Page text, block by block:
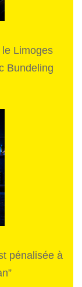
le Limoges
Bundeling
pénalisée à